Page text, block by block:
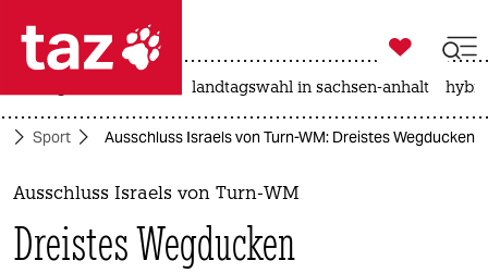
 taz zahl ich
taz zahl ich
themen
politik

taz zahl ich
landtagswahl in sachsen-anhalt
Sport Ausschluss Israels von Turn-WM: Dreistes Wegducken
Ausschluss Israels von Turn-WM
Dreistes Wegducken